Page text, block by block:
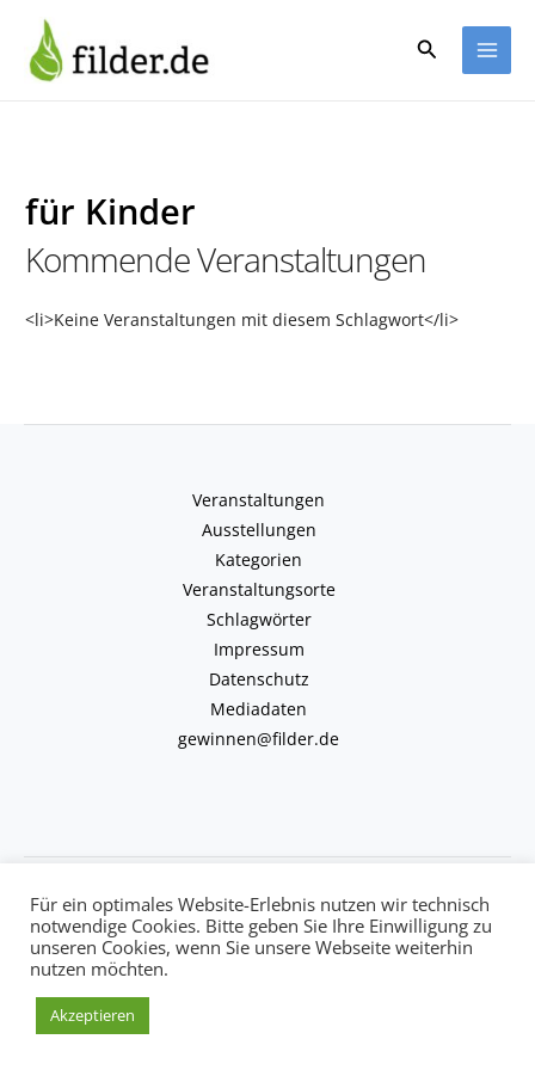
Inhalt
springen
Suchen
für Kinder
Kommende Veranstaltungen
<li>Keine Veranstaltungen mit diesem Schlagwort</li>
Veranstaltungen
Ausstellungen
Kategorien
Veranstaltungsorte
Schlagwörter
Impressum
Datenschutz
Mediadaten
gewinnen@filder.de
Copyright © 2026 kulturkalender-filder.de | Powered by kulturkalender-
filder.de
Für ein optimales Website-Erlebnis nutzen wir technisch
notwendige Cookies. Bitte geben Sie Ihre Einwilligung zu
unseren Cookies, wenn Sie unsere Webseite weiterhin
nutzen möchten.
Akzeptieren